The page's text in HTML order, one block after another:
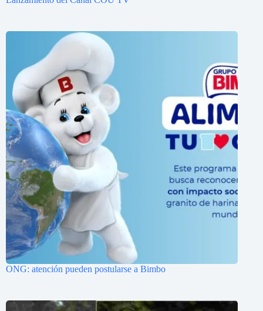
ONG: atención pueden postularse a Bimbo